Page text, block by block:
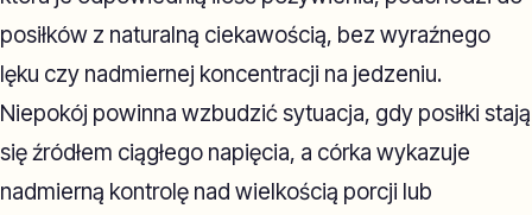
posiłków z naturalną ciekawością, bez wyraźnego
lęku czy nadmiernej koncentracji na jedzeniu.
Niepokój powinna wzbudzić sytuacja, gdy posiłki stają
się źródłem ciągłego napięcia, a córka wykazuje
nadmierną kontrolę nad wielkością porcji lub